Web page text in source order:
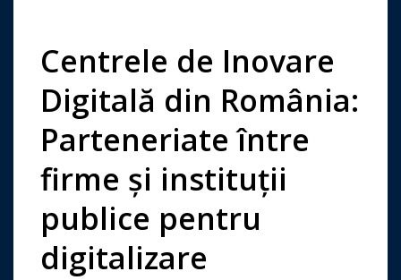
Centrele de Inovare
Digitală din România:
Parteneriate între
firme și instituții
publice pentru
digitalizare